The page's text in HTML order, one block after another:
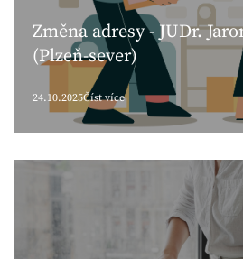
Změna adresy - JUDr.
(Plzeň-sever)
24.10.2025Číst více